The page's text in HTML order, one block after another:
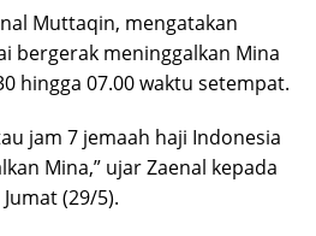
Muttaqin, mengatakan
bergerak meninggalkan Mina
hingga 07.00 waktu setempat.
jam 7 jemaah haji Indonesia
Mina,” ujar Zaenal kepada
(29/5).